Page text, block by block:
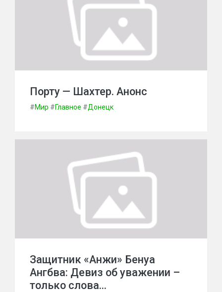
Порту — Шахтер. Анонс
#Мир #Главное #Донецк
Защитник «Анжи» Бенуа
Ангбва: Девиз об уважении –
только слова…